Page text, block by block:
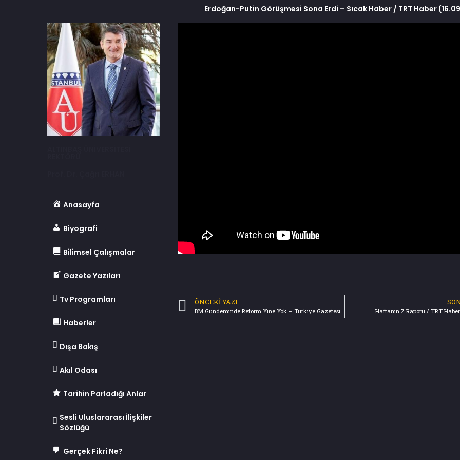
Anasayfa
Biyografi
Bilimsel Çalışmalar
Gazete Yazıları
Tv Programları
Haberler
Dışa Bakış
Akıl Odası
Tarihin Parladığı Anlar
Sesli Uluslararası İlişkiler
Sözlüğü
Gerçek Fikri Ne?
Erdoğan-Putin Görüşmesi Sona Erdi – Sıcak Haber / TRT Haber
ÖNCEKI YAZI
Haftanın Z Raporu / TRT